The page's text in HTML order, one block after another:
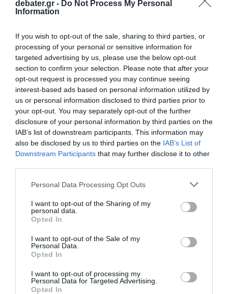
debater.gr - Do Not Process My Personal
Information
If you wish to opt-out of the sale, sharing to third parties, or
processing of your personal or sensitive information for
targeted advertising by us, please use the below opt-out
section to confirm your selection. Please note that after your
opt-out request is processed you may continue seeing
interest-based ads based on personal information utilized by
us or personal information disclosed to third parties prior to
your opt-out. You may separately opt-out of the further
disclosure of your personal information by third parties on the
IAB’s list of downstream participants. This information may
also be disclosed by us to third parties on the IAB’s List of
Downstream Participants that may further disclose it to other
Please note that this website/app uses one or more Google
not limited to your visit or usage behaviour. You may click to
grant or deny consent to Google and its third-party tags to
use your data for below specified purposes in below Google
consent section.
Personal Data Processing Opt Outs
I want to opt-out of the Sharing of my
personal data.
Opted In
I want to opt-out of the Sale of my
Personal Data.
Opted In
I want to opt-out of processing my
Personal Data for Targeted Advertising.
Opted In
ΕΛΛΑΔΑ